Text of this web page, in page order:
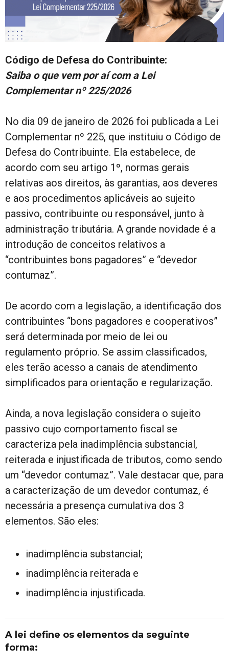
Código de Defesa do Contribuinte:
Saiba o que vem por aí com a Lei
Complementar nº 225/2026
No dia 09 de janeiro de 2026 foi publicada a Lei
Complementar nº 225, que instituiu o Código de
Defesa do Contribuinte. Ela estabelece, de
acordo com seu artigo 1º, normas gerais
relativas aos direitos, às garantias, aos deveres
e aos procedimentos aplicáveis ao sujeito
passivo, contribuinte ou responsável, junto à
administração tributária. A grande novidade é a
introdução de conceitos relativos a
“contribuintes bons pagadores” e “devedor
contumaz”.
De acordo com a legislação, a identificação dos
contribuintes “bons pagadores e cooperativos”
será determinada por meio de lei ou
regulamento próprio. Se assim classificados,
eles terão acesso a canais de atendimento
simplificados para orientação e regularização.
Ainda, a nova legislação considera o sujeito
passivo cujo comportamento fiscal se
caracteriza pela inadimplência substancial,
reiterada e injustificada de tributos, como sendo
um “devedor contumaz”. Vale destacar que, para
a caracterização de um devedor contumaz, é
necessária a presença cumulativa dos 3
elementos. São eles:
inadimplência substancial;
inadimplência reiterada e
inadimplência injustificada.
A lei define os elementos da seguinte
forma: